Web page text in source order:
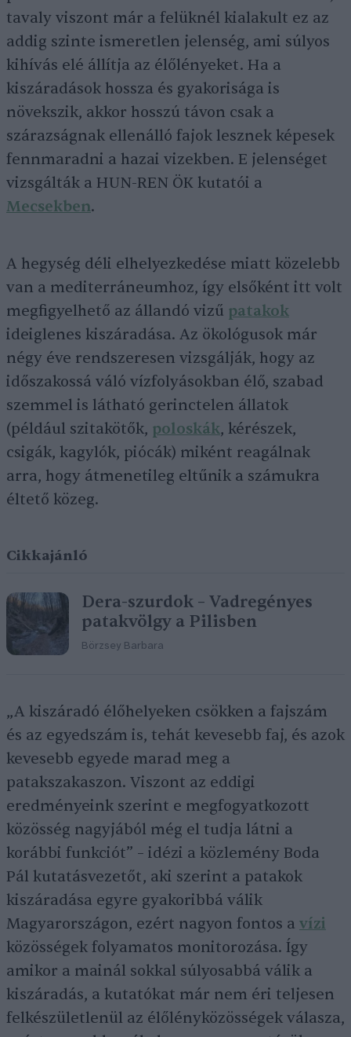
tavaly viszont már a felüknél kialakult ez az
addig szinte ismeretlen jelenség, ami súlyos
kihívás elé állítja az élőlényeket. Ha a
kiszáradások hossza és gyakorisága is
növekszik, akkor hosszú távon csak a
szárazságnak ellenálló fajok lesznek képesek
fennmaradni a hazai vizekben. E jelenséget
vizsgálták a HUN-REN ÖK kutatói a
Mecsekben.
A hegység déli elhelyezkedése miatt közelebb
van a mediterráneumhoz, így elsőként itt volt
megfigyelhető az állandó vizű patakok
ideiglenes kiszáradása. Az ökológusok már
négy éve rendszeresen vizsgálják, hogy az
időszakossá váló vízfolyásokban élő, szabad
szemmel is látható gerinctelen állatok
(például szitakötők, poloskák, kérészek,
csigák, kagylók, piócák) miként reagálnak
arra, hogy átmenetileg eltűnik a számukra
éltető közeg.
Cikkajánló
Dera-szurdok – Vadregényes
patakvölgy a Pilisben
Börzsey Barbara
„A kiszáradó élőhelyeken csökken a fajszám
és az egyedszám is, tehát kevesebb faj, és azok
kevesebb egyede marad meg a
patakszakaszon. Viszont az eddigi
eredményeink szerint e megfogyatkozott
közösség nagyjából még el tudja látni a
korábbi funkciót” – idézi a közlemény Boda
Pál kutatásvezetőt, aki szerint a patakok
kiszáradása egyre gyakoribbá válik
Magyarországon, ezért nagyon fontos a vízi
közösségek folyamatos monitorozása. Így
amikor a mainál sokkal súlyosabbá válik a
kiszáradás, a kutatókat már nem éri teljesen
felkészületlenül az élőlényközösségek válasza,